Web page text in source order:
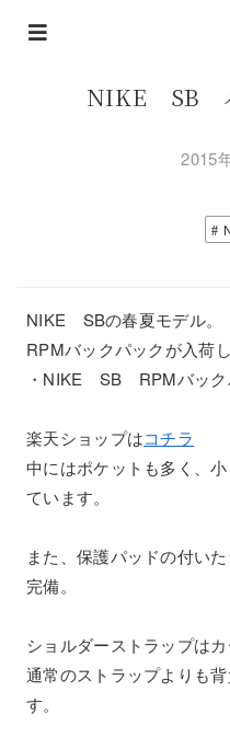
NIKE SB
2015
NIKE SBの春夏モデル。
RPMバックパックが入荷
・NIKE SB RPMバッ
楽天ショップはコチラ
中にはポケットも多く、
ています。
また、保護パッドの付い
完備。
ショルダーストラップはカ
通常のストラップよりも
す。